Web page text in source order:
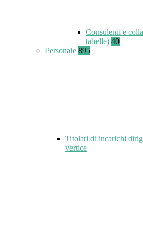
Consulenti e
tabelle) 40
Personale 895
Titolari di incarichi
vertice